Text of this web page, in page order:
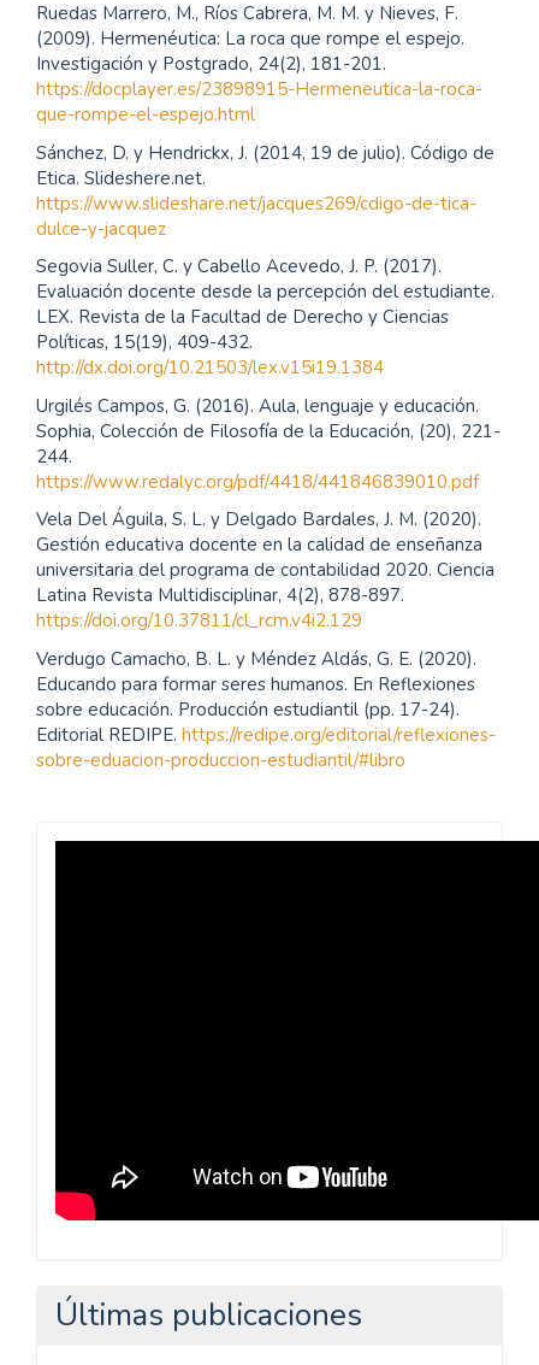
Ruedas Marrero, M., Ríos Cabrera, M. M. y Nieves, F.
(2009). Hermenéutica: La roca que rompe el espejo.
Investigación y Postgrado, 24(2), 181-201.
https://docplayer.es/23898915-Hermeneutica-la-roca-
que-rompe-el-espejo.html
Sánchez, D. y Hendrickx, J. (2014, 19 de julio). Código de
Etica. Slideshere.net.
https://www.slideshare.net/jacques269/cdigo-de-tica-
dulce-y-jacquez
Segovia Suller, C. y Cabello Acevedo, J. P. (2017).
Evaluación docente desde la percepción del estudiante.
LEX. Revista de la Facultad de Derecho y Ciencias
Políticas, 15(19), 409-432.
http://dx.doi.org/10.21503/lex.v15i19.1384
Urgilés Campos, G. (2016). Aula, lenguaje y educación.
Sophia, Colección de Filosofía de la Educación, (20), 221-
244.
https://www.redalyc.org/pdf/4418/441846839010.pdf
Vela Del Águila, S. L. y Delgado Bardales, J. M. (2020).
Gestión educativa docente en la calidad de enseñanza
universitaria del programa de contabilidad 2020. Ciencia
Latina Revista Multidisciplinar, 4(2), 878-897.
https://doi.org/10.37811/cl_rcm.v4i2.129
Verdugo Camacho, B. L. y Méndez Aldás, G. E. (2020).
Educando para formar seres humanos. En Reflexiones
sobre educación. Producción estudiantil (pp. 17-24).
Editorial REDIPE. https://redipe.org/editorial/reflexiones-
sobre-eduacion-produccion-estudiantil/#libro
Revista
Últimas publicaciones